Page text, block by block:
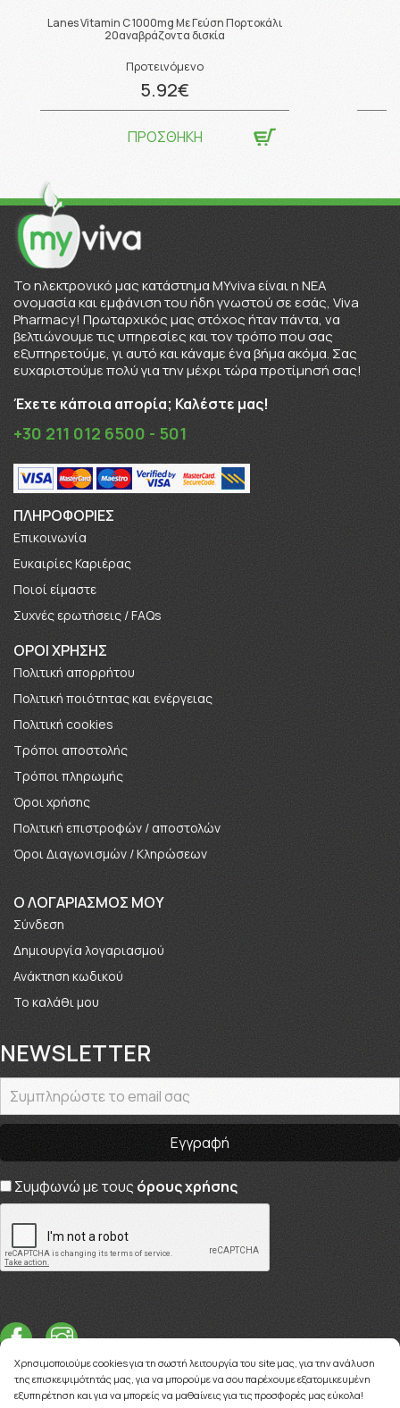
Lanes Vitamin C 1000mg Με Γεύση Πορτοκάλι
20αναβράζοντα δισκία
Προτεινόμενο
5.92€
ΠΡΟΣΘΗΚΗ
To ηλεκτρονικό μας κατάστημα MYviva είναι η ΝΕΑ
ονομασία και εμφάνιση του ήδη γνωστού σε εσάς, Viva
Pharmacy! Πρωταρχικός μας στόχος ήταν πάντα, να
βελτιώνουμε τις υπηρεσίες και τον τρόπο που σας
εξυπηρετούμε, γι αυτό και κάναμε ένα βήμα ακόμα. Σας
ευχαριστούμε πολύ για την μέχρι τώρα προτίμησή σας!
Έχετε κάποια απορία; Καλέστε μας!
+30 211 012 6500 - 501
ΠΛΗΡΟΦΟΡΊΕΣ
Επικοινωνία
Ευκαιρίες Καριέρας
Πoιοί είμαστε
Συχνές ερωτήσεις / FAQs
ΟΡΟΙ ΧΡΗΣΗΣ
Πολιτική απορρήτου
Πολιτική ποιότητας και ενέργειας
Πολιτική cookies
Τρόποι αποστολής
Τρόποι πληρωμής
Όροι χρήσης
Πολιτική επιστροφών / αποστολών
Όροι Διαγωνισμών / Κληρώσεων
O ΛΟΓΑΡΙΑΣΜΟΣ ΜΟΥ
Σύνδεση
Δημιουργία λογαριασμού
Ανάκτηση κωδικού
Το καλάθι μου
NEWSLETTER
Συμφωνώ με τουςόρους χρήσης
Χρησιμοποιούμε cookies για τη σωστή λειτουργία του site μας, για την ανάλυση
της επισκεψιμότητάς μας, για να μπορούμε να σου παρέχουμε εξατομικευμένη
εξυπηρέτηση και για να μπορείς να μαθαίνεις για τις προσφορές μας εύκολα!